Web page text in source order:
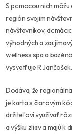
S pomocou nich
región svojim
návštevníkov,
výhodných a
wellness spa a
vysvetľuje R.Jančošek.
Dodáva, že
je karta s čiarovým
držiteľovi využívať
a výšku zliav a majú k